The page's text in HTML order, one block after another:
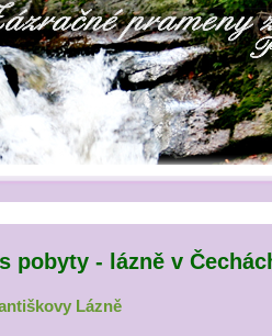
pobyty - lázně v
Lázně